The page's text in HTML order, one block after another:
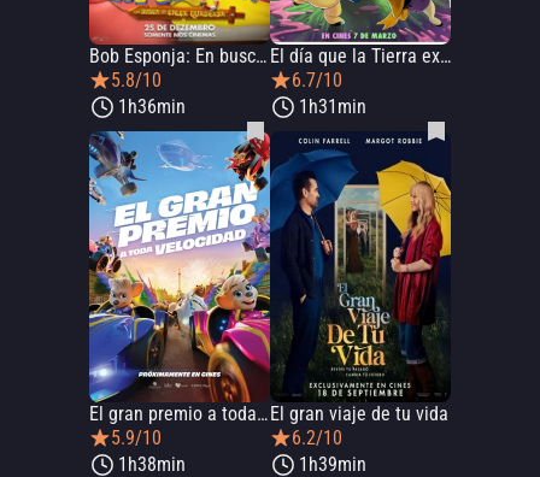
Bob Esponja: En busca de los pantalones cuadrados
5.8/10
1h36min
El día que la Tierra explotó: Una película de Looney Tunes
6.7/10
1h31min
El gran premio a toda velocidad
5.9/10
1h38min
El gran viaje de tu vida
6.2/10
1h39min